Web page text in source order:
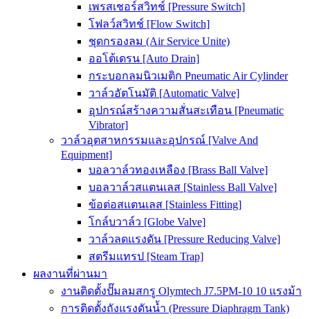
เพรสเชอร์สวิทช์ [Pressure Switch]
โฟลว์สวิทช์ [Flow Switch]
ชุดกรองลม (Air Service Unite)
ออโต้เดรน [Auto Drain]
กระบอกลมนิวเมติก Pneumatic Air Cylinder
วาล์วอัตโนมัติ [Automatic Valve]
อุปกรณ์สร้างความสั่นสะเทือน [Pneumatic
Vibrator]
วาล์วอุตสาหกรรมและอุปกรณ์ [Valve And
Equipment]
บอลวาล์วทองเหลือง [Brass Ball Valve]
บอลวาล์วสแตนเลส [Stainless Ball Valve]
ข้อต่อสแตนเลส [Stainless Fitting]
โกล์บวาล์ว [Globe Valve]
วาล์วลดแรงดัน [Pressure Reducing Valve]
สตรีมแทรป [Steam Trap]
ผลงานที่ผ่านมา
งานติดตั้งปั๊มลมสกรู Olymtech J7.5PM-10 10 แรงม้า
การติดตั้งถังแรงดันน้ำ (Pressure Diaphragm Tank)